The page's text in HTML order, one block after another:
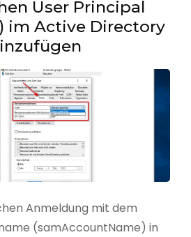
User Principal
im Active Directory
Anmeldung mit dem
(samAccountName) in